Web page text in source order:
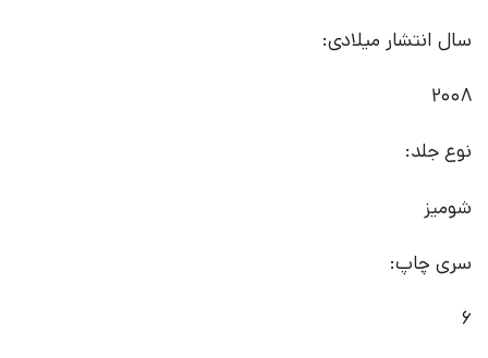
سال انتشار میلادی:
2008
نوع جلد:
شومیز
سری چاپ:
6